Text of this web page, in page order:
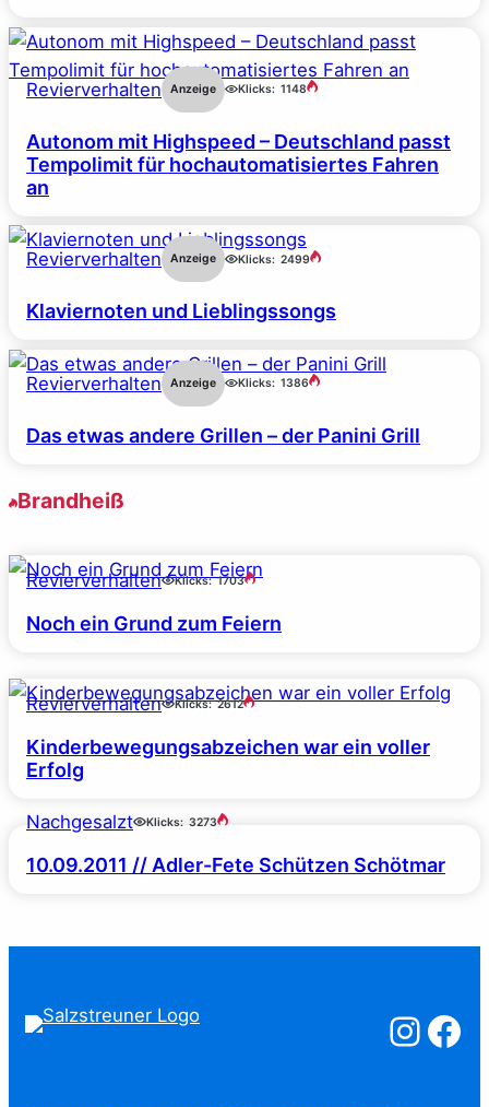
Revierverhalten Anzeige Klicks: 1148
Autonom mit Highspeed – Deutschland passt
Tempolimit für hochautomatisiertes Fahren
an
Revierverhalten Anzeige Klicks: 2499
Klaviernoten und Lieblingssongs
Revierverhalten Anzeige Klicks: 1386
Das etwas andere Grillen – der Panini Grill
Brandheiß
Revierverhalten Klicks: 1703
Noch ein Grund zum Feiern
Revierverhalten Klicks: 2612
Kinderbewegungsabzeichen war ein voller
Erfolg
Nachgesalzt Klicks: 3273
10.09.2011 // Adler-Fete Schützen Schötmar
Salzstreuner